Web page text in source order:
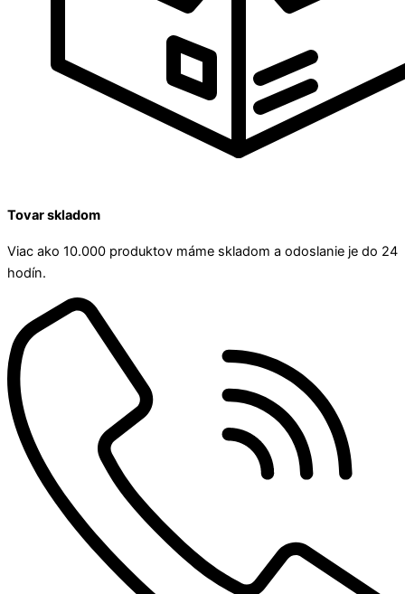
Tovar skladom
Viac ako 10.000 produktov máme skladom a odoslanie je do 24
hodín.